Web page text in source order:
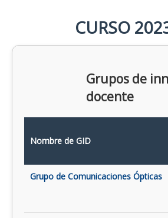
CURSO
Grupos de
docente
Nombre de GID
Grupo de Comunicaciones Ópticas